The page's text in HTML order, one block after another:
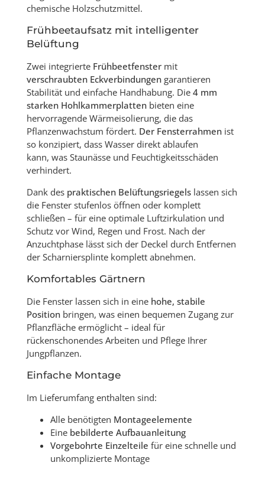
chemische Holzschutzmittel.
Frühbeetaufsatz mit intelligenter
Belüftung
Zwei integrierte Frühbeetfenster mit
verschraubten Eckverbindungen garantieren
Stabilität und einfache Handhabung. Die 4 mm
starken Hohlkammerplatten bieten eine
hervorragende Wärmeisolierung, die das
Pflanzenwachstum fördert. Der Fensterrahmen ist
so konzipiert, dass Wasser direkt ablaufen
kann, was Staunässe und Feuchtigkeitsschäden
verhindert.
Dank des praktischen Belüftungsriegels lassen sich
die Fenster stufenlos öffnen oder komplett
schließen – für eine optimale Luftzirkulation und
Schutz vor Wind, Regen und Frost. Nach der
Anzuchtphase lässt sich der Deckel durch Entfernen
der Scharniersplinte komplett abnehmen.
Komfortables Gärtnern
Die Fenster lassen sich in eine hohe, stabile
Position bringen, was einen bequemen Zugang zur
Pflanzfläche ermöglicht – ideal für
rückenschonendes Arbeiten und Pflege Ihrer
Jungpflanzen.
Einfache Montage
Im Lieferumfang enthalten sind:
Alle benötigten Montageelemente
Eine bebilderte Aufbauanleitung
Vorgebohrte Einzelteile für eine schnelle und
unkomplizierte Montage